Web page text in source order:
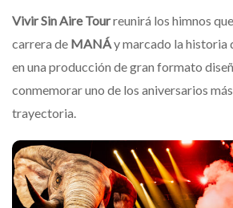
Vivir Sin Aire Tourreunirá los himnos
carrera de MANÁy marcado la historia
en una producción de gran formato
conmemorar uno de los aniversarios
trayectoria.